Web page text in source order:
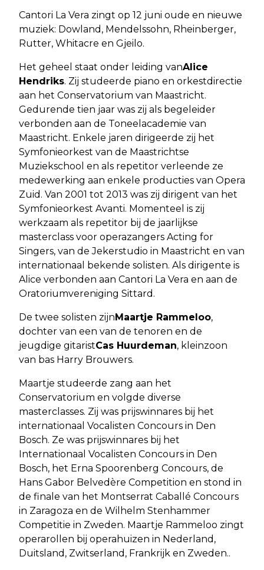
Cantori La Vera zingt op 12 juni oude en nieuwe
muziek: Dowland, Mendelssohn, Rheinberger,
Rutter, Whitacre en Gjeilo.
Het geheel staat onder leiding vanAlice
Hendriks. Zij studeerde piano en orkestdirectie
aan het Conservatorium van Maastricht.
Gedurende tien jaar was zij als begeleider
verbonden aan de Toneelacademie van
Maastricht. Enkele jaren dirigeerde zij het
Symfonieorkest van de Maastrichtse
Muziekschool en als repetitor verleende ze
medewerking aan enkele producties van Opera
Zuid. Van 2001 tot 2013 was zij dirigent van het
Symfonieorkest Avanti. Momenteel is zij
werkzaam als repetitor bij de jaarlijkse
masterclass voor operazangers Acting for
Singers, van de Jekerstudio in Maastricht en van
internationaal bekende solisten. Als dirigente is
Alice verbonden aan Cantori La Vera en aan de
Oratoriumvereniging Sittard.
De twee solisten zijnMaartje Rammeloo,
dochter van een van de tenoren en de
jeugdige gitaristCas Huurdeman, kleinzoon
van bas Harry Brouwers.
Maartje studeerde zang aan het
Conservatorium en volgde diverse
masterclasses. Zij was prijswinnares bij het
internationaal Vocalisten Concours in Den
Bosch. Ze was prijswinnares bij het
Internationaal Vocalisten Concours in Den
Bosch, het Erna Spoorenberg Concours, de
Hans Gabor Belvedère Competition en stond in
de finale van het Montserrat Caballé Concours
in Zaragoza en de Wilhelm Stenhammer
Competitie in Zweden. Maartje Rammeloo zingt
operarollen bij operahuizen in Nederland,
Duitsland, Zwitserland, Frankrijk en Zweden..